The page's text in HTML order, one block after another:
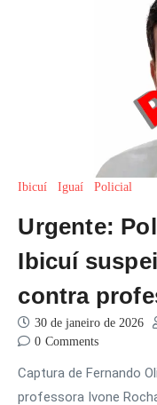
Ibicuí Iguaí Policial
Urgente:
Ibicuí
contra
30 de janeiro de 2026
0 Comments
Captura de Fernando
professora Ivone